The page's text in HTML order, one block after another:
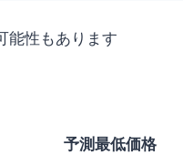
能性もあります
予測最低価格